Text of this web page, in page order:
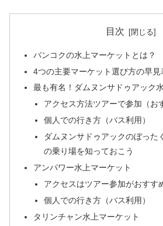
目次
バンコクの水上マーケットとは？
4つの主要マーケット選び方の早見
最も有名！ダムヌンサドゥアック
アクセス方法ツアーで参加（お
個人での行き方（バス利用）
ダムヌンサドゥアックのぼった
の乗り場を知っておこう
アンパワー水上マーケット
アクセスはツアー参加がおすす
個人での行き方（バス利用）
タリンチャン水上マーケット